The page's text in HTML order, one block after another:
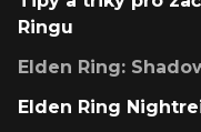
Ringu
Elden Ring:
Elden Ring